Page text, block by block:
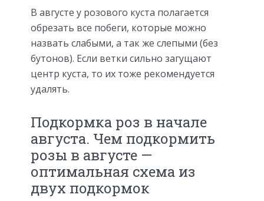
В августе у розового куста полагается
обрезать все побеги, которые можно
назвать слабыми, а так же слепыми (без
бутонов). Если ветки сильно загущают
центр куста, то их тоже рекомендуется
удалять.
Подкормка роз в начале
августа. Чем подкормить
розы в августе —
оптимальная схема из
двух подкормок